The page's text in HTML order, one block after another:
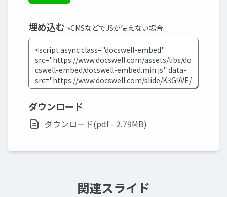
埋め込む »CMSなどでJSが使えない場合
ダウンロード
ダウンロード(pdf - 2.79MB)
関連スライド